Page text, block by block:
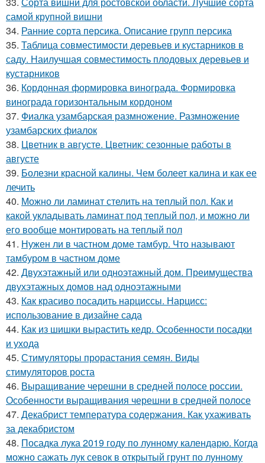
самой крупной вишни
34. Ранние сорта персика. Описание групп персика
35. Таблица совместимости деревьев и кустарников в
саду. Наилучшая совместимость плодовых деревьев и
кустарников
36. Кордонная формировка винограда. Формировка
винограда горизонтальным кордоном
37. Фиалка узамбарская размножение. Размножение
узамбарских фиалок
38. Цветник в августе. Цветник: сезонные работы в
августе
39. Болезни красной калины. Чем болеет калина и как ее
лечить
40. Можно ли ламинат стелить на теплый пол. Как и
какой укладывать ламинат под теплый пол, и можно ли
его вообще монтировать на теплый пол
41. Нужен ли в частном доме тамбур. Что называют
тамбуром в частном доме
42. Двухэтажный или одноэтажный дом. Преимущества
двухэтажных домов над одноэтажными
43. Как красиво посадить нарциссы. Нарцисс:
использование в дизайне сада
44. Как из шишки вырастить кедр. Особенности посадки
и ухода
45. Стимуляторы прорастания семян. Виды
стимуляторов роста
46. Выращивание черешни в средней полосе россии.
Особенности выращивания черешни в средней полосе
47. Декабрист температура содержания. Как ухаживать
за декабристом
48. Посадка лука 2019 году по лунному календарю. Когда
можно сажать лук севок в открытый грунт по лунному